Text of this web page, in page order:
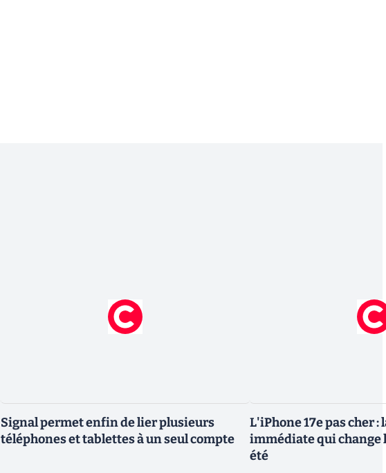
Signal permet enfin de lier plusieurs
téléphones et tablettes à un seul compte
L'iPhone 17e pas cher :
immédiate qui change
été